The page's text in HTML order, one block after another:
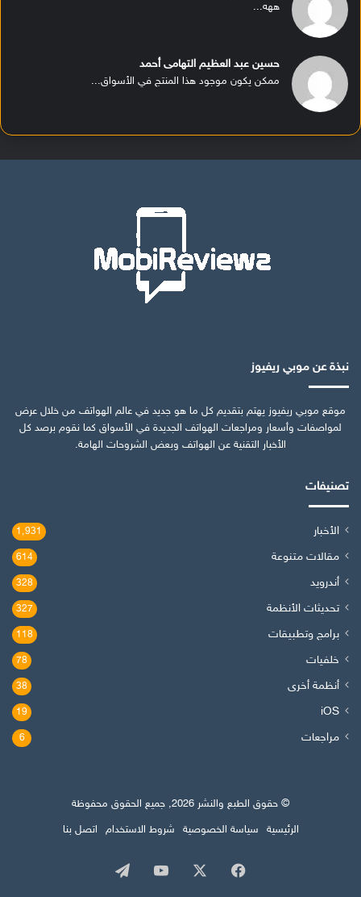
ههه...
حسين عبد العظيم التهامى أحمد
ممكن يكون موجود هذا المنتج في الأسواق...
نبذة عن موبي ريفيوز
موقع موبي ريفيوز يهتم بتقديم كل ما هو جديد في عالم الهواتف من خلال عرض
لمواصفات وأسعار ومراجعات الهواتف الجديدة في الأسواق كما نقوم برصد كل
الأخبار التقنية عن الهواتف وبعض الشروحات الهامة.
تصنيفات
الأخبار 1٬931
مقالات متنوعة 614
أندرويد 328
تحديثات الأنظمة 327
برامج وتطبيقات 118
خلفيات 78
أنظمة أخرى 38
iOS
19
مراجعات 6
© حقوق الطبع والنشر 2026, جميع الحقوق محفوظة
الرئيسية
سياسة الخصوصية شروط الاستخدام اتصل بنا
فيسبوك ‫YouTube